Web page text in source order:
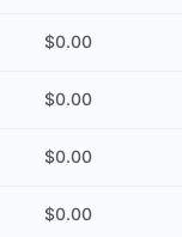
$0.00
$0.00
$0.00
$0.00